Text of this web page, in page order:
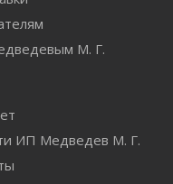
М. Г.
ИП Медведев М. Г.